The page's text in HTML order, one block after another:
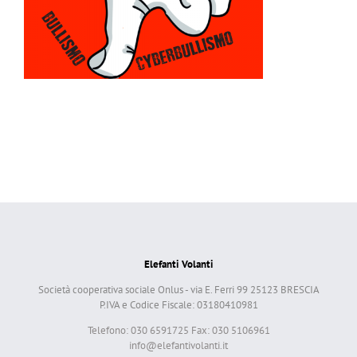
Elefanti Volanti
Società cooperativa sociale Onlus - via E. Ferri 99 25123 BRESCIA
P.IVA e Codice Fiscale: 03180410981
Telefono: 030 6591725 Fax: 030 5106961
info@elefantivolanti.it